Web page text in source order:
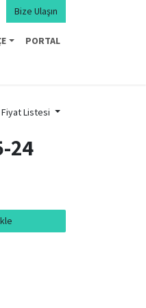
Bize Ulaşın
PORTAL
Fiyat Listesi
24